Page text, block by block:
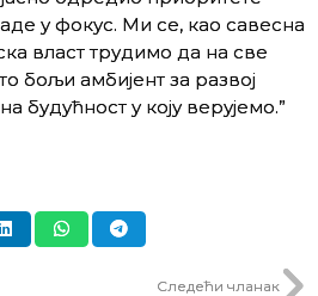
у фокус. Ми се, као савесна
власт трудимо да на све
бољи амбијент за развој
будућност у коју верујемо.”
Следећи чланак